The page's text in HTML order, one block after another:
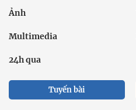
Ảnh
Multimedia
24h qua
Tuyến bài